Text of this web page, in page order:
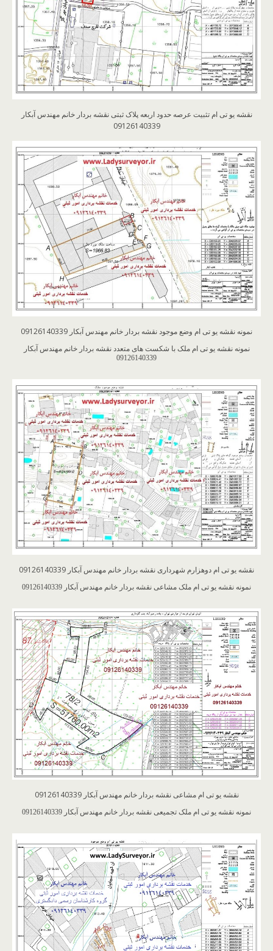
نقشه یو تی ام تثبیت عرصه حدود اربعه پلاک ثبتی نقشه بردار خانم مهندس آبکار
09126140339
نمونه نقشه یو تی ام وضع موجود نقشه بردار خانم مهندس آبکار 09126140339
​نمونه نقشه یو تی ام ملک با شکست های متعدد نقشه بردار خانم مهندس آبکار
09126140339
نقشه یو تی ام دوهزارم شهرداری نقشه بردار خانم مهندس آبکار 09126140339
نمونه نقشه یو تی ام ملک مشاعی نقشه بردار خانم مهندس آبکار 09126140339
نقشه یو تی ام مشاعی نقشه بردار خانم مهندس آبکار 09126140339
نمونه نقشه یو تی ام ملک تجمیعی نقشه بردار خانم مهندس آبکار 09126140339